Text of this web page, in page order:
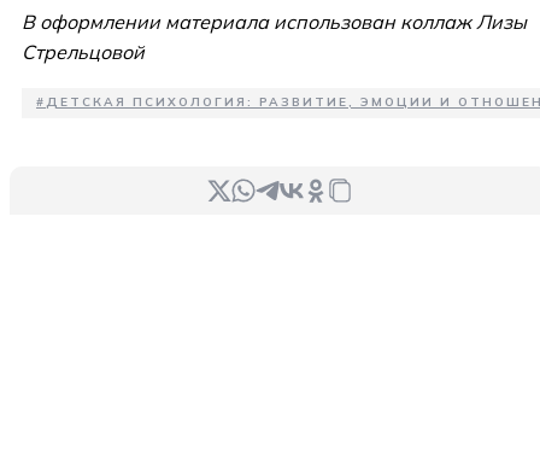
В оформлении материала использован коллаж Лизы
Стрельцовой
# ДЕТСКАЯ ПСИХОЛОГИЯ: РАЗВИТИЕ, ЭМОЦИИ И